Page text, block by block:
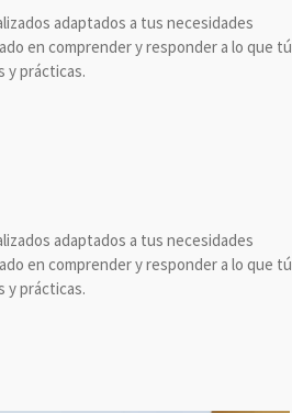
adaptados a tus necesidades
en comprender y responder a lo que tú
y prácticas.
adaptados a tus necesidades
en comprender y responder a lo que tú
y prácticas.